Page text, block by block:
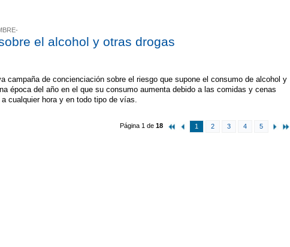
el alcohol y otras drogas
campaña de concienciación sobre el riesgo que supone el consumo de alcohol y
época del año en el que su consumo aumenta debido a las comidas y cenas
cualquier hora y en todo tipo de vías.
Página 1 de18 1 2 3 4 5